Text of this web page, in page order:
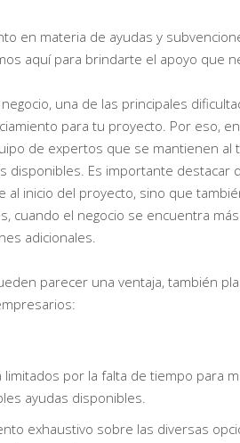
en materia de ayudas y
aquí para brindarte el apoyo que
una de las principales
para tu proyecto. Por eso, en
de expertos que se mantienen al
disponibles. Es importante destacar
al inicio del proyecto, sino que
cuando el negocio se encuentra más
adicionales.
parecer una ventaja, también
por la falta de tiempo para
ayudas disponibles.
exhaustivo sobre las diversas